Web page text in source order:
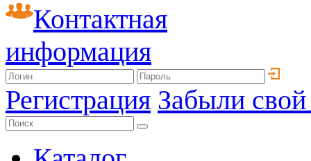
Контактная
информация
Регистрация Забыли